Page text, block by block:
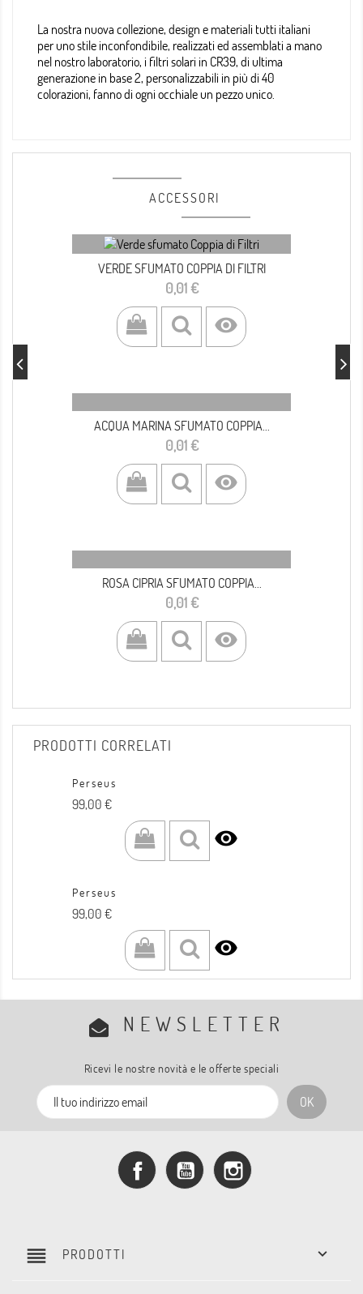
La nostra nuova collezione, design e materiali tutti italiani
per uno stile inconfondibile, realizzati ed assemblati a mano
nel nostro laboratorio, i filtri solari in CR39, di ultima
generazione in base 2, personalizzabili in più di 40
colorazioni, fanno di ogni occhiale un pezzo unico.
ACCESSORI
VERDE SFUMATO COPPIA DI FILTRI
Prezzo
0,01 €

ACQUA MARINA SFUMATO COPPIA...
Prezzo
0,01 €

ROSA CIPRIA SFUMATO COPPIA...
Prezzo
0,01 €

PRODOTTI CORRELATI
Perseus
Prezzo
99,00 €

Perseus
Prezzo
99,00 €

NEWSLETTER
Ricevi le nostre novità e le offerte speciali
Facebook YouTube
reorder PRODOTTI 